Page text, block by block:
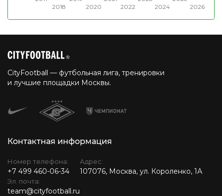
2018
2020
2022
2024
2026
CityFootball — футбольная лига, тренировки
и лучшие площадки Москвы.
Контактная информация
Номер телефона:
+7 499 460-06-34
Эл. почта:
team@cityfootball.ru
Адрес:
107076, Москва, ул. Короленко, 1А